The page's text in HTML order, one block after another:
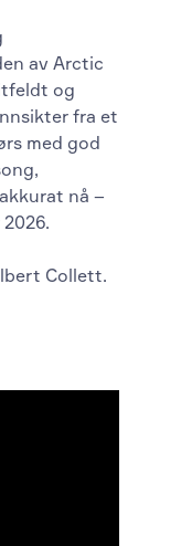
av Arctic
og
fra et
med god
nå –
Collett.